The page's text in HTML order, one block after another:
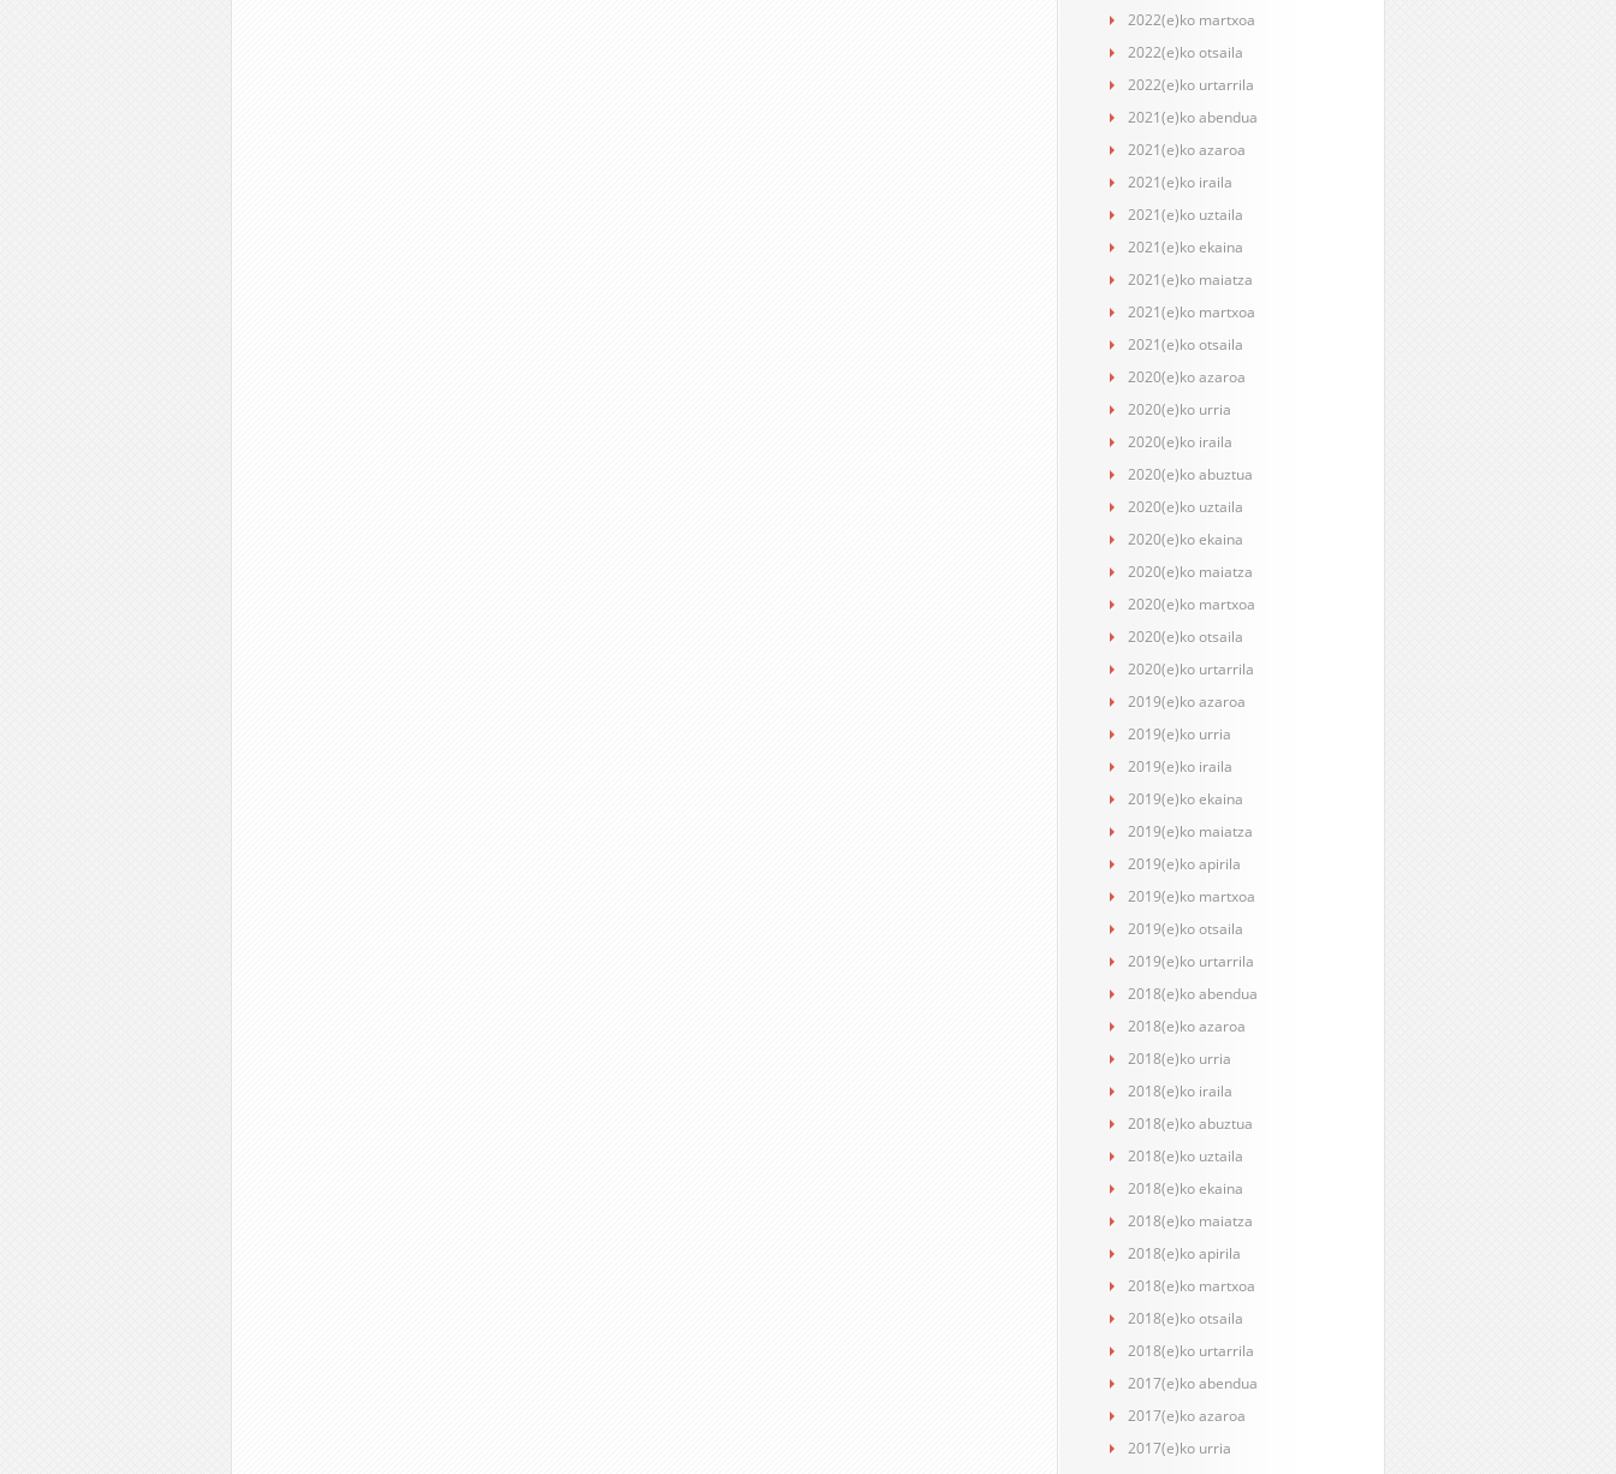
2022(e)ko martxoa
2022(e)ko otsaila
2022(e)ko urtarrila
2021(e)ko abendua
2021(e)ko azaroa
2021(e)ko iraila
2021(e)ko uztaila
2021(e)ko ekaina
2021(e)ko maiatza
2021(e)ko martxoa
2021(e)ko otsaila
2020(e)ko azaroa
2020(e)ko urria
2020(e)ko iraila
2020(e)ko abuztua
2020(e)ko uztaila
2020(e)ko ekaina
2020(e)ko maiatza
2020(e)ko martxoa
2020(e)ko otsaila
2020(e)ko urtarrila
2019(e)ko azaroa
2019(e)ko urria
2019(e)ko iraila
2019(e)ko ekaina
2019(e)ko maiatza
2019(e)ko apirila
2019(e)ko martxoa
2019(e)ko otsaila
2019(e)ko urtarrila
2018(e)ko abendua
2018(e)ko azaroa
2018(e)ko urria
2018(e)ko iraila
2018(e)ko abuztua
2018(e)ko uztaila
2018(e)ko ekaina
2018(e)ko maiatza
2018(e)ko apirila
2018(e)ko martxoa
2018(e)ko otsaila
2018(e)ko urtarrila
2017(e)ko abendua
2017(e)ko azaroa
2017(e)ko urria